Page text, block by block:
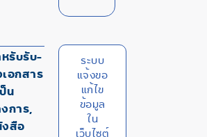
รับรับ-
อกสาร
น
การ,
สือ
ระบบ
แจ้งขอ
แก้ไข
ข้อมูล
ใน
เว็บไซต์